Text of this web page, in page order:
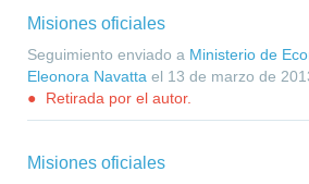
Misiones oficiales
Seguimiento enviado a Ministerio de
Eleonora Navatta el 13 de marzo de
Retirada por el autor.
Misiones oficiales